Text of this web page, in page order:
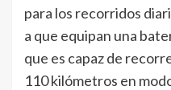
para los recorridos
a que equipan una
que es capaz de
110 kilómetros en